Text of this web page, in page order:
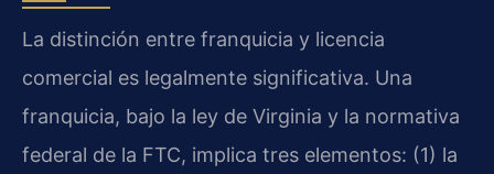
La distinción entre franquicia y licencia
comercial es legalmente significativa. Una
franquicia, bajo la ley de Virginia y la normativa
federal de la FTC, implica tres elementos: (1) la